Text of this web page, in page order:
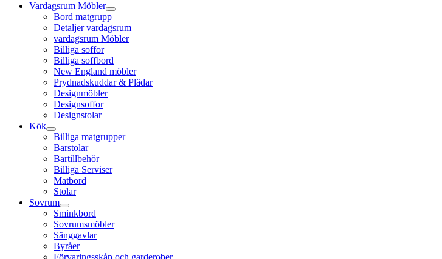
Vardagsrum Möbler
Bord matgrupp
Detaljer vardagsrum
vardagsrum Möbler
Billiga soffor
Billiga soffbord
New England möbler
Prydnadskuddar & Plädar
Designmöbler
Designsoffor
Designstolar
Kök
Billiga matgrupper
Barstolar
Bartillbehör
Billiga Serviser
Matbord
Stolar
Sovrum
Sminkbord
Sovrumsmöbler
Sänggavlar
Byråer
Förvaringsskåp och garderober